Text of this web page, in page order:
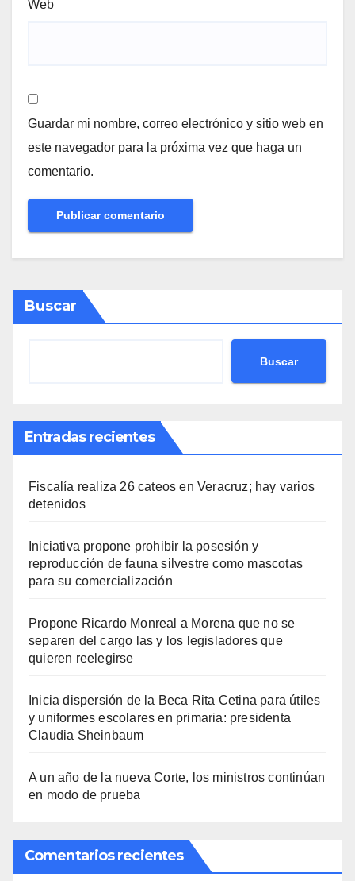
Web
Guardar mi nombre, correo electrónico y sitio web en
este navegador para la próxima vez que haga un
comentario.
Buscar
Buscar
Entradas recientes
Fiscalía realiza 26 cateos en Veracruz; hay varios
detenidos
Iniciativa propone prohibir la posesión y
reproducción de fauna silvestre como mascotas
para su comercialización
Propone Ricardo Monreal a Morena que no se
separen del cargo las y los legisladores que
quieren reelegirse
Inicia dispersión de la Beca Rita Cetina para útiles
y uniformes escolares en primaria: presidenta
Claudia Sheinbaum
A un año de la nueva Corte, los ministros continúan
en modo de prueba
Comentarios recientes